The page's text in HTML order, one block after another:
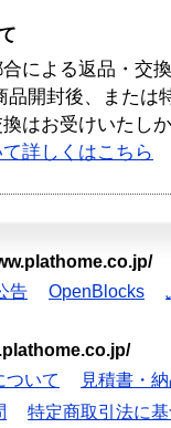
による返品・交
品開封後、または
はお受けいたし
詳しくはこちら
告 OpenBlocks
ついて
見積書・
特定商取引法に